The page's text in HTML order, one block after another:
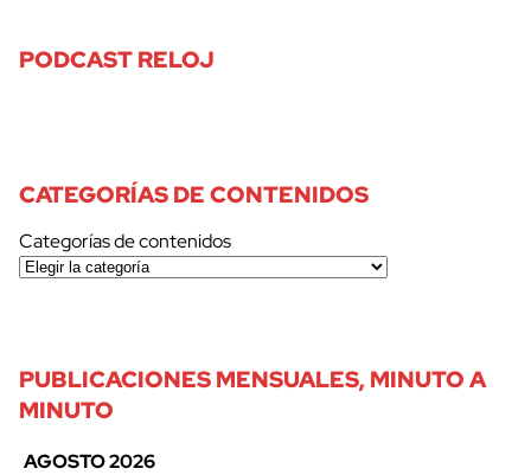
PODCAST RELOJ
CATEGORÍAS DE CONTENIDOS
Categorías de contenidos
PUBLICACIONES MENSUALES, MINUTO A
MINUTO
AGOSTO 2026